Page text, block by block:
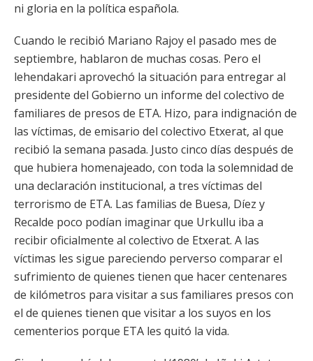
ni gloria en la política española.
Cuando le recibió Mariano Rajoy el pasado mes de
septiembre, hablaron de muchas cosas. Pero el
lehendakari aprovechó la situación para entregar al
presidente del Gobierno un informe del colectivo de
familiares de presos de ETA. Hizo, para indignación de
las víctimas, de emisario del colectivo Etxerat, al que
recibió la semana pasada. Justo cinco días después de
que hubiera homenajeado, con toda la solemnidad de
una declaración institucional, a tres víctimas del
terrorismo de ETA. Las familias de Buesa, Díez y
Recalde poco podían imaginar que Urkullu iba a
recibir oficialmente al colectivo de Etxerat. A las
víctimas les sigue pareciendo perverso comparar el
sufrimiento de quienes tienen que hacer centenares
de kilómetros para visitar a sus familiares presos con
el de quienes tienen que visitar a los suyos en los
cementerios porque ETA les quitó la vida.